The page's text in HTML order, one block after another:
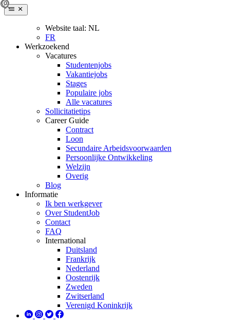
Website taal: NL
FR
Werkzoekend
Vacatures
Studentenjobs
Vakantiejobs
Stages
Populaire jobs
Alle vacatures
Sollicitatietips
Career Guide
Contract
Loon
Secundaire Arbeidsvoorwaarden
Persoonlijke Ontwikkeling
Welzijn
Overig
Blog
Informatie
Ik ben werkgever
Over StudentJob
Contact
FAQ
International
Duitsland
Frankrijk
Nederland
Oostenrijk
Zweden
Zwitserland
Verenigd Koninkrijk